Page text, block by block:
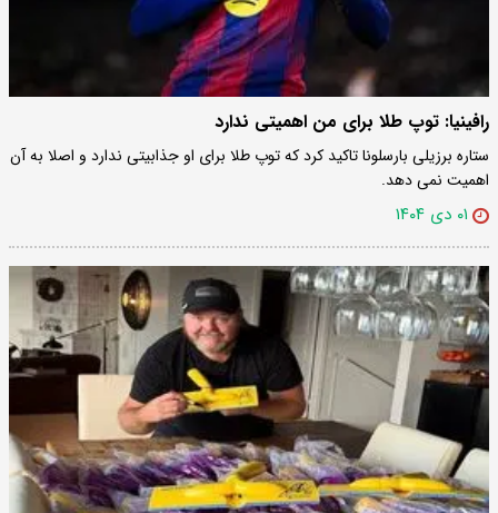
رافینیا: توپ طلا برای من اهمیتی ندارد
ستاره برزیلی بارسلونا تاکید کرد که توپ طلا برای او جذابیتی ندارد و اصلا به آن
اهمیت نمی دهد.
۰۱ دی ۱۴۰۴